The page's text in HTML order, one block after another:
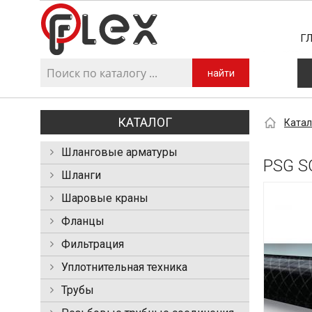
найти
КАТАЛОГ
Шланговые арматуры
Шланги
Шаровые краны
Фланцы
Фильтрация
Уплотнительная техника
Трубы
PSG